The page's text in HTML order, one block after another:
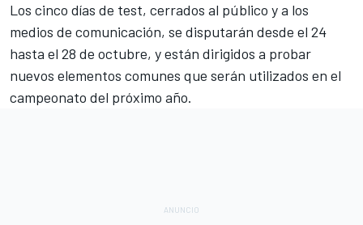
Los cinco días de test, cerrados al público y a los
medios de comunicación, se disputarán desde el 24
hasta el 28 de octubre, y están dirigidos a probar
nuevos elementos comunes que serán utilizados en el
campeonato del próximo año.